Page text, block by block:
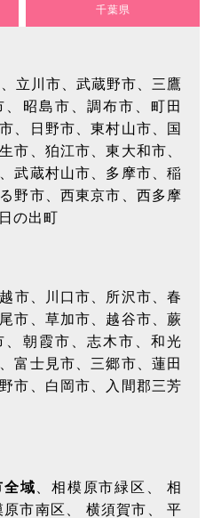
｜エアラボ」様にてアール
した！
千葉県
、立川市、武蔵野市、三鷹
昭島市、調布市、町田
、日野市、東村山市、国
市、狛江市、東大和市、
武蔵村山市、多摩市、稲
野市、西東京市、西多摩
の出町
越市、川口市、所沢市、春
市、草加市、越谷市、蕨
、朝霞市、志木市、和光
富士見市、三郷市、蓮田
市、白岡市、入間郡三芳
全域 、相模原市緑区、 相
市南区、 横須賀市、 平